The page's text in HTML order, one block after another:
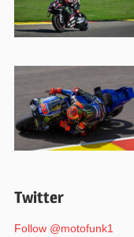
Twitter
Follow @motofunk1